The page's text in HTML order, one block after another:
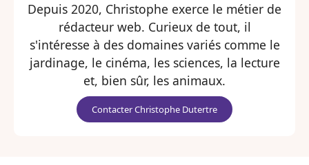
Depuis 2020, Christophe exerce le métier de
rédacteur web. Curieux de tout, il
s'intéresse à des domaines variés comme le
jardinage, le cinéma, les sciences, la lecture
et, bien sûr, les animaux.
Contacter Christophe Dutertre